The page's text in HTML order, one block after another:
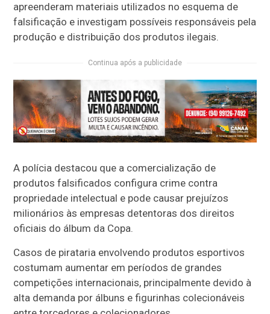
apreenderam materiais utilizados no esquema de
falsificação e investigam possíveis responsáveis pela
produção e distribuição dos produtos ilegais.
Continua após a publicidade
A polícia destacou que a comercialização de
produtos falsificados configura crime contra
propriedade intelectual e pode causar prejuízos
milionários às empresas detentoras dos direitos
oficiais do álbum da Copa.
Casos de pirataria envolvendo produtos esportivos
costumam aumentar em períodos de grandes
competições internacionais, principalmente devido à
alta demanda por álbuns e figurinhas colecionáveis